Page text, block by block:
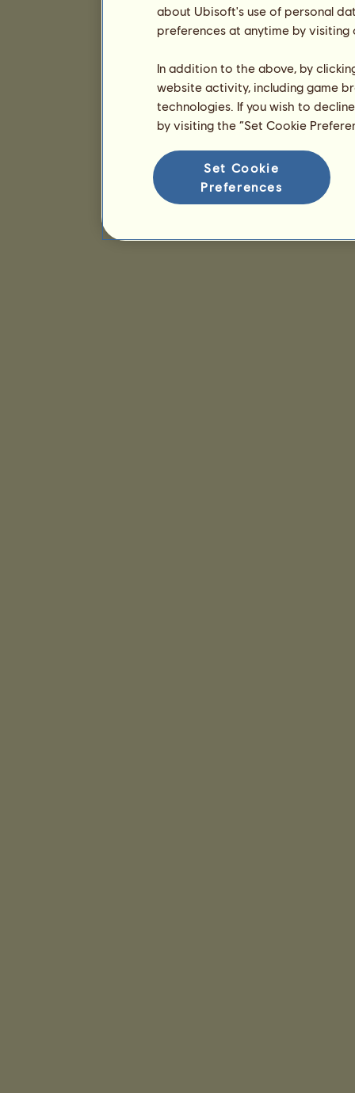
about Ubisoft's use of personal
preferences at anytime by
In addition to the above, by
website activity, including game
technologies. If you wish to
by visiting the “Set Cookie
Set Cookie
Preferences